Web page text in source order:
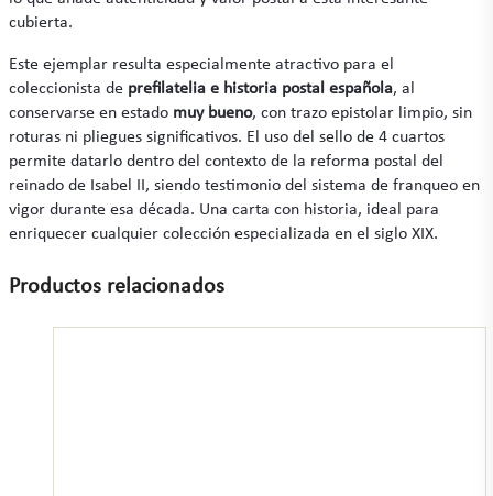
cubierta.
Este ejemplar resulta especialmente atractivo para el
coleccionista de prefilatelia e historia postal española, al
conservarse en estado muy bueno, con trazo epistolar limpio, sin
roturas ni pliegues significativos. El uso del sello de 4 cuartos
permite datarlo dentro del contexto de la reforma postal del
reinado de Isabel II, siendo testimonio del sistema de franqueo en
vigor durante esa década. Una carta con historia, ideal para
enriquecer cualquier colección especializada en el siglo XIX.
Productos relacionados